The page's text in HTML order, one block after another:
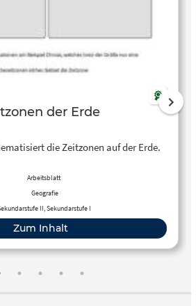
der Erde
die Zeitzonen auf der Erde.
Arbeitsblatt
Geografie
II, Sekundarstufe I
Zum Inhalt